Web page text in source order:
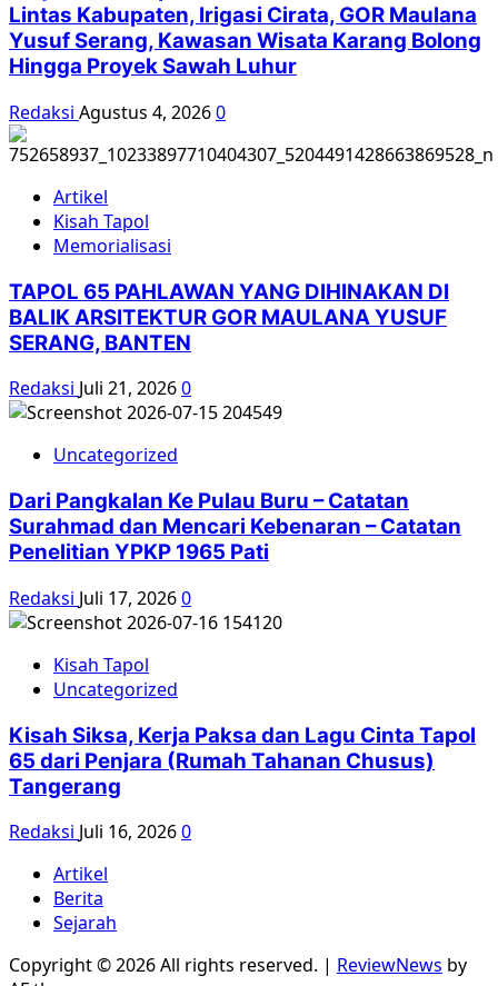
Lintas Kabupaten, Irigasi Cirata, GOR Maulana
Yusuf Serang, Kawasan Wisata Karang Bolong
Hingga Proyek Sawah Luhur
Redaksi Agustus 4, 20260
Artikel
Kisah Tapol
Memorialisasi
TAPOL 65 PAHLAWAN YANG DIHINAKAN DI
BALIK ARSITEKTUR GOR MAULANA YUSUF
SERANG, BANTEN
Redaksi Juli 21, 20260
Uncategorized
Dari Pangkalan Ke Pulau Buru – Catatan
Surahmad dan Mencari Kebenaran – Catatan
Penelitian YPKP 1965 Pati
Redaksi Juli 17, 20260
Kisah Tapol
Uncategorized
Kisah Siksa, Kerja Paksa dan Lagu Cinta Tapol
65 dari Penjara (Rumah Tahanan Chusus)
Tangerang
Redaksi Juli 16, 20260
Artikel
Berita
Sejarah
Copyright © 2026 All rights reserved. | ReviewNews by